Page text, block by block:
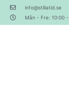
info@stillatid.se
Mån - Fre: 10:00